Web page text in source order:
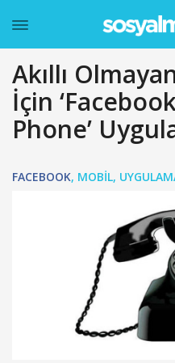
Akıllı
İçin
Phone’
FACEBOOK, MOBIL,